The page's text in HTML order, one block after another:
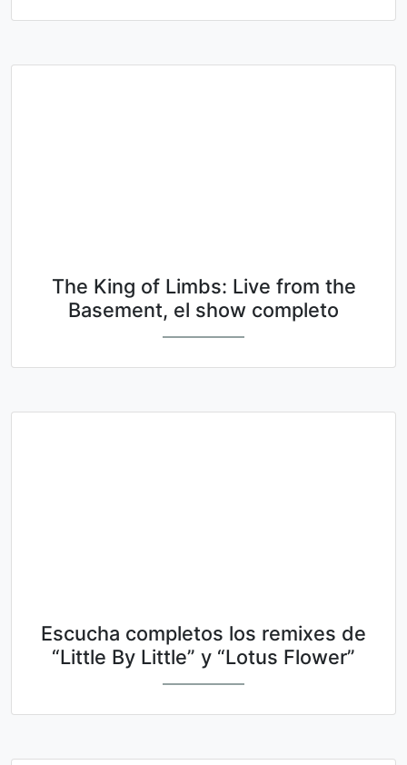
The King of Limbs: Live from the
Basement, el show completo
Escucha completos los remixes de
“Little By Little” y “Lotus Flower”